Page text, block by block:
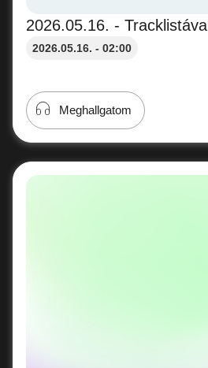
2026.05.16. - Tracklistával
2026.05.16. - 02:00
Meghallgatom